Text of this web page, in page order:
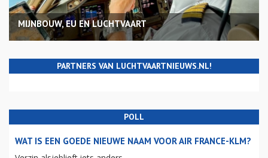
MIJNBOUW, EU EN LUCHTVAART
PARTNERS VAN LUCHTVAARTNIEUWS.NL!
POLL
WAT IS EEN GOEDE NIEUWE NAAM VOOR AIR FRANCE-KLM?